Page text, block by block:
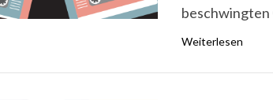
Weiterlesen